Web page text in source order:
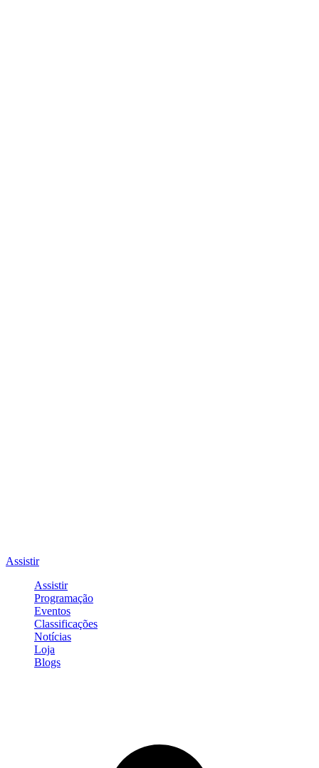
Assistir
Assistir
Programação
Eventos
Classificações
Notícias
Loja
Blogs